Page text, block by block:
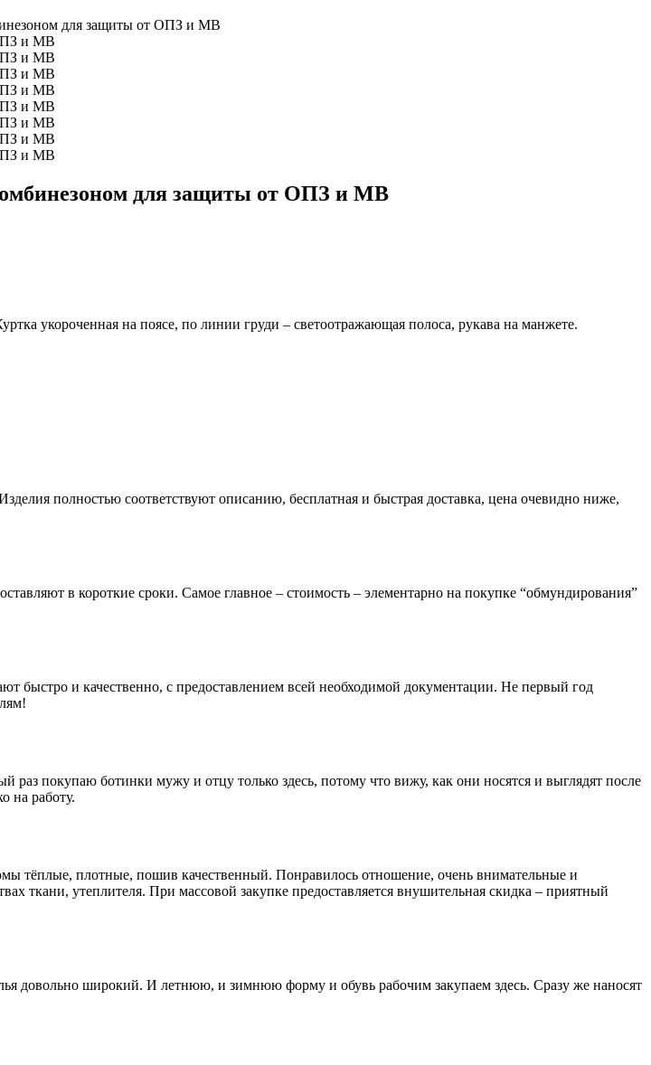
для защиты от ОПЗ и МВ
для защиты от ОПЗ и МВ
укороченная на поясе, по линии груди – светоотражающая полоса, рукава на манжете.
полностью соответствуют описанию, бесплатная и быстрая доставка, цена очевидно ниже,
в короткие сроки. Самое главное – стоимость – элементарно на покупке “обмундирования”
быстро и качественно, с предоставлением всей необходимой документации. Не первый год
покупаю ботинки мужу и отцу только здесь, потому что вижу, как они носятся и выглядят после
на работу.
тёплые, плотные, пошив качественный. Понравилось отношение, очень внимательные и
ткани, утеплителя. При массовой закупке предоставляется внушительная скидка – приятный
довольно широкий. И летнюю, и зимнюю форму и обувь рабочим закупаем здесь. Сразу же наносят